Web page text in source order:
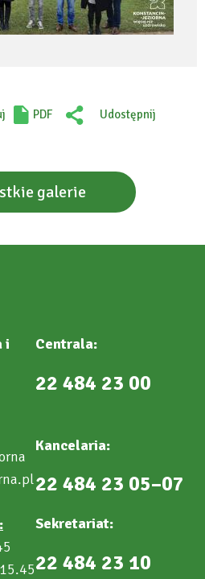
PDF
Udostępnij
galerie
i
Centrala:
22 484 23 00
Kancelaria:
22 484 23 05–07
Sekretariat:
22 484 23 10